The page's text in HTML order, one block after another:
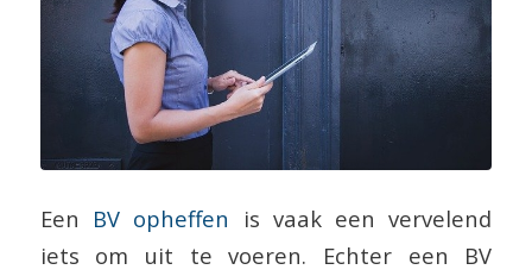
Een BV opheffen is vaak een vervelend
iets om uit te voeren. Echter een BV